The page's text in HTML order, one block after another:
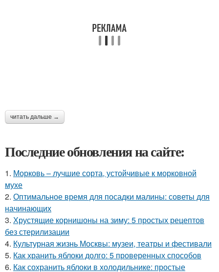
читать дальше →
Последние обновления на сайте:
1. Морковь – лучшие сорта, устойчивые к морковной
мухе
2. Оптимальное время для посадки малины: советы для
начинающих
3. Хрустящие корнишоны на зиму: 5 простых рецептов
без стерилизации
4. Культурная жизнь Москвы: музеи, театры и фестивали
5. Как хранить яблоки долго: 5 проверенных способов
6. Как сохранить яблоки в холодильнике: простые